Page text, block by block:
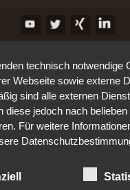
technisch notwendige
Webseite sowie externe
sind alle externen
diese jedoch nach
Für weitere